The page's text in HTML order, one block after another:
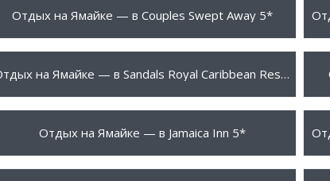
1530 $ ПОДРОБНЕЕ
Отдых на Ямайке — в Couples Swept Away 5*
1650 $ ПОДРОБНЕЕ Отдых на Ямайке — в Sandals Royal Caribbean Resort 5*
1890 $ ПОДРОБНЕЕ
Отдых на Ямайке — в Jamaica Inn 5*